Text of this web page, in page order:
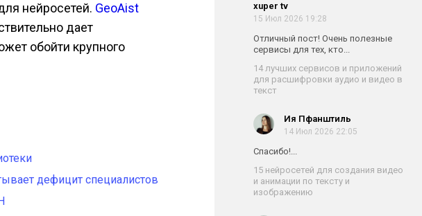
xuper tv
15 Июл 2026 19:28
Отличный пост! Очень полезные
сервисы для тех, кто...
14 лучших сервисов и приложений
для расшифровки аудио и видео в
текст
Ия Пфанштиль
14 Июл 2026 22:05
Спасибо!...
15 нейросетей для создания видео
и анимации по тексту и
изображению
нейросетей. GeoAist
дает
обойти крупного
дефицит специалистов